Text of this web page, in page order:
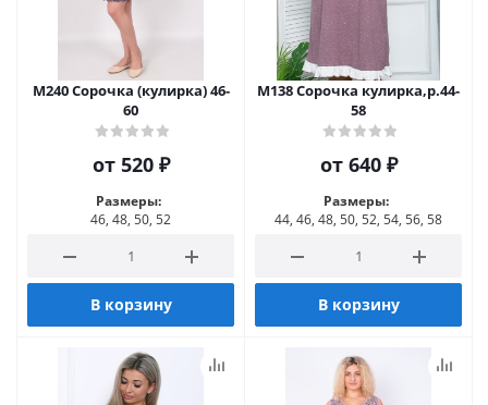
М240 Сорочка (кулирка) 46-
60
от 520 ₽
Размеры:
46, 48, 50, 52
В корзину
М138 Сорочка кулирка,р.44-
58
от 640 ₽
Размеры:
44, 46, 48, 50, 52, 54, 56, 58
В корзину